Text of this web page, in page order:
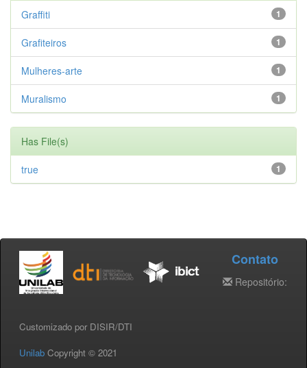
1
Graffiti
1
Grafiteiros
1
Mulheres-arte
1
Muralismo
Has File(s)
1
true
Customizado por DISIR/DTI
Unilab Copyright © 2021
Contato
Repositório: